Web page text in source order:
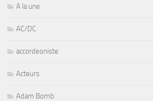
A la une
AC/DC
accordeoniste
Acteurs
Adam Bomb